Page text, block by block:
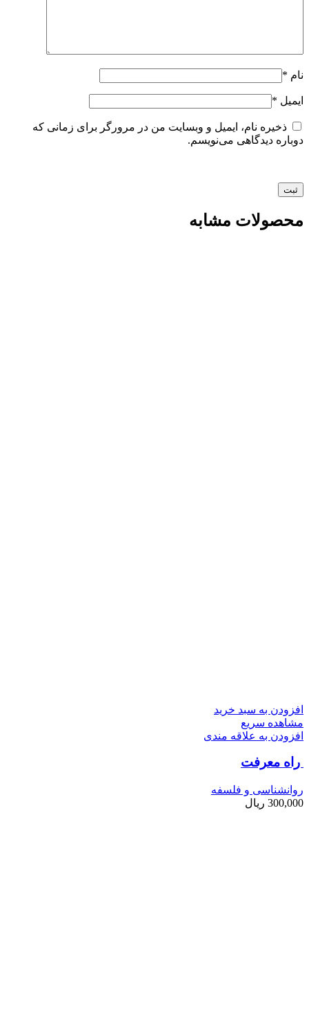
نام *
ایمیل *
ذخیره نام، ایمیل و وبسایت من در مرورگر برای زمانی که
دوباره دیدگاهی می‌نویسم.
محصولات مشابه
افزودن به سبد خرید
مشاهده سریع
افزودن به علاقه مندی
راه معرفت
روانشناسی و فلسفه
300,000 ریال